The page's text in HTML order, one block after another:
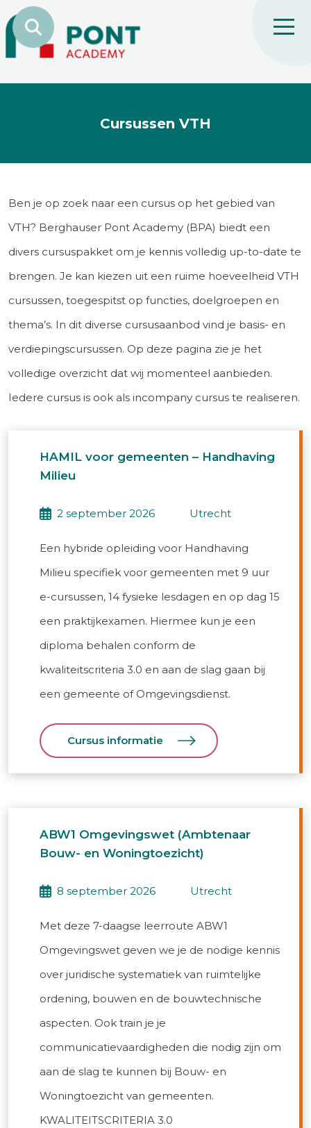
Cursussen VTH
Ben je op zoek naar een cursus op het gebied van
VTH? Berghauser Pont Academy (BPA) biedt een
divers cursuspakket om je kennis volledig up-to-date te
brengen. Je kan kiezen uit een ruime hoeveelheid VTH
cursussen, toegespitst op functies, doelgroepen en
thema’s. In dit diverse cursusaanbod vind je basis- en
verdiepingscursussen. Op deze pagina zie je het
volledige overzicht dat wij momenteel aanbieden.
Iedere cursus is ook als incompany cursus te realiseren.
HAMIL voor gemeenten – Handhaving
Milieu
2 september 2026 utrecht
Een hybride opleiding voor Handhaving
Milieu specifiek voor gemeenten met 9 uur
e-cursussen, 14 fysieke lesdagen en op dag 15
een praktijkexamen. Hiermee kun je een
diploma behalen conform de
kwaliteitscriteria 3.0 en aan de slag gaan bij
een gemeente of Omgevingsdienst.
Cursus informatie
ABW1 Omgevingswet (Ambtenaar
Bouw- en Woningtoezicht)
8 september 2026 utrecht
Met deze 7-daagse leerroute ABW1
Omgevingswet geven we je de nodige kennis
over juridische systematiek van ruimtelijke
ordening, bouwen en de bouwtechnische
aspecten. Ook train je je
communicatievaardigheden die nodig zijn om
aan de slag te kunnen bij Bouw- en
Woningtoezicht van gemeenten.
KWALITEITSCRITERIA 3.0